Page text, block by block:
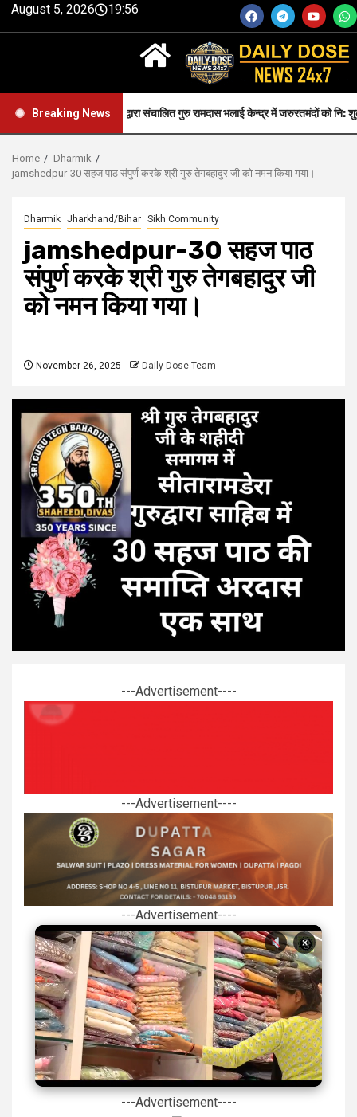
August 5, 2026 19:56
Breaking News
द्वारा संचालित गुरु रामदास भलाई केन्द्र में जरुरतमंदों को नि: शुल्क स्वास्थ्य सेवा
Home
Dharmik
jamshedpur-30 सहज पाठ संपुर्ण करके श्री गुरु तेगबहादुर जी को नमन किया गया।
Dharmik Jharkhand/Bihar Sikh Community
jamshedpur-30 सहज पाठ
संपुर्ण करके श्री गुरु तेगबहादुर जी
को नमन किया गया।
November 26, 2025 Daily Dose Team
---Advertisement----
---Advertisement----
---Advertisement----
×
---Advertisement----